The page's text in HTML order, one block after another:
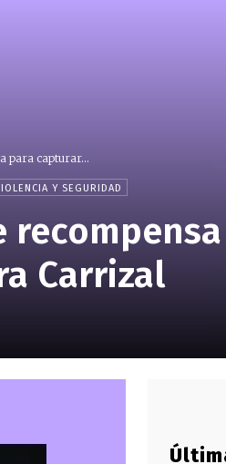
para capturar...
Y SEGURIDAD
Carrizal